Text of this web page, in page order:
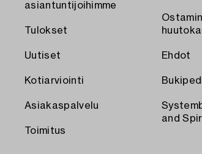
asiantuntijoihimme
Tulokset
Uutiset
Kotiarviointi
Asiakaspalvelu
Toimitus
Ehdot
and